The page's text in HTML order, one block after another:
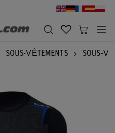
SOUS-VÊTEMENTS SOUS-